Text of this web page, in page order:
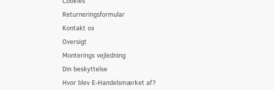
Returneringsformular
Kontakt os
Oversigt
Monterings vejledning
Din beskyttelse
Hvor blev E-Handelsmærket af?